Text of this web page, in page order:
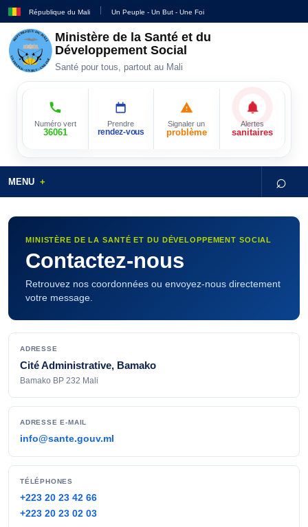
République du Mali Un Peuple - Un But - Une Foi
Ministère de la Santé et du
Développement Social
Santé pour tous, partout au Mali
Numéro vert
36061
Prendre
rendez-vous
Signaler un
problème
Alertes
sanitaires
MENU ⌕
MINISTÈRE DE LA SANTÉ ET DU DÉVELOPPEMENT SOCIAL
Contactez-nous
Retrouvez nos coordonnées ou envoyez-nous directement
votre message.
ADRESSE
Cité Administrative, Bamako
Bamako BP 232 Mali
ADRESSE E-MAIL
info@sante.gouv.ml
TÉLÉPHONES
+223 20 23 42 66
+223 20 23 02 03